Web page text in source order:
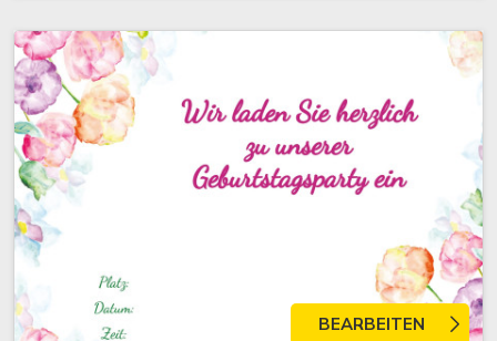
BEARBEITEN